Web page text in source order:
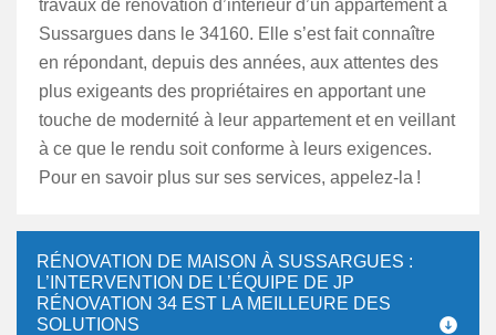
travaux de rénovation d’intérieur d’un appartement à
Sussargues dans le 34160. Elle s’est fait connaître
en répondant, depuis des années, aux attentes des
plus exigeants des propriétaires en apportant une
touche de modernité à leur appartement et en veillant
à ce que le rendu soit conforme à leurs exigences.
Pour en savoir plus sur ses services, appelez-la !
RÉNOVATION DE MAISON À SUSSARGUES :
L’INTERVENTION DE L’ÉQUIPE DE JP
RÉNOVATION 34 EST LA MEILLEURE DES
SOLUTIONS